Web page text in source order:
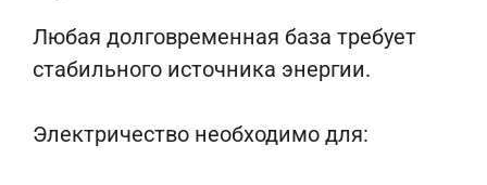
Любая долговременная база требует
стабильного источника энергии.
Электричество необходимо для: